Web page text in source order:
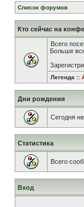
Список форумов
Кто сейчас на
Всего
Больше
Легенда ::
Дни рождения
Сегодня
Статистика
Всего
Вход